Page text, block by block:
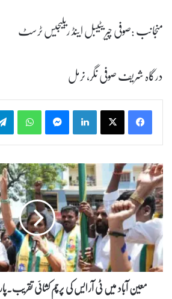
منجانب :صوفی چیریٹیبل اینڈ ریلیجیس ٹرسٹ
درگاہ شریف صوفی نگر، نرمل
LinkedIn
WhatsApp
م
ع
ی
ن
آ
ب
ا
د
م
معین آباد میں ٹی آر ایس کی پرچم کشائی